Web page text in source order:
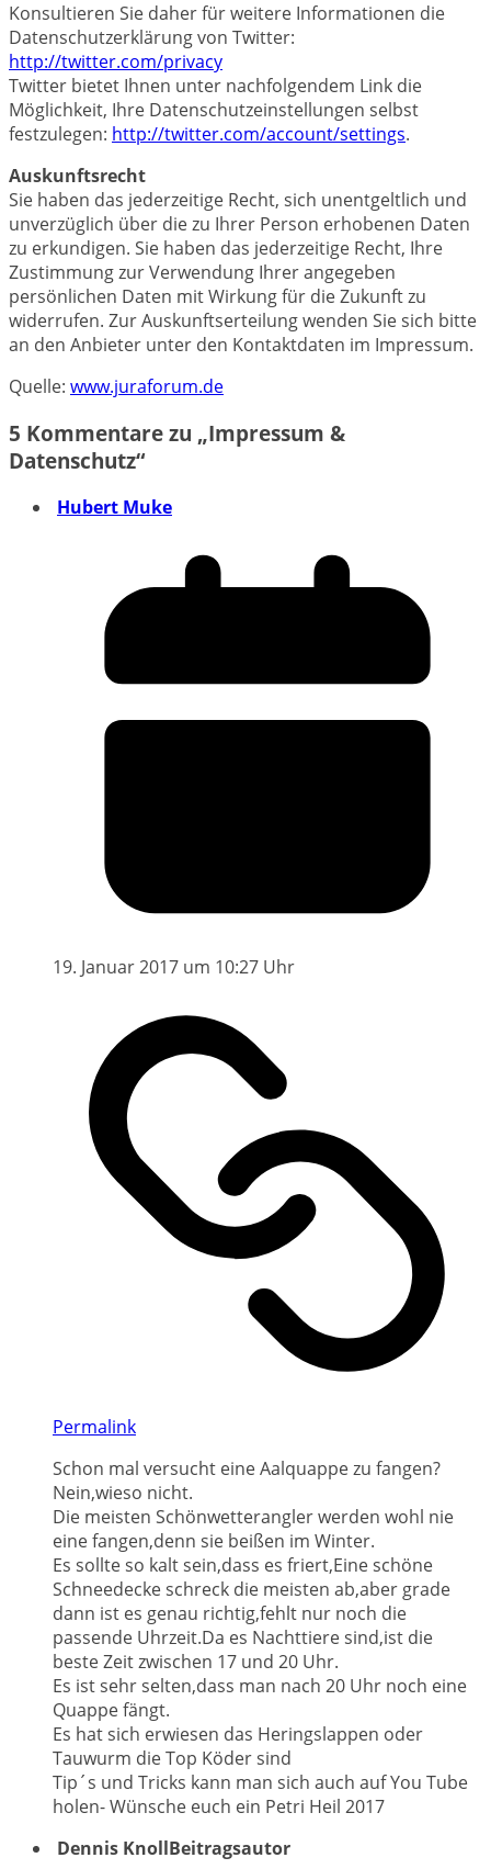
Konsultieren Sie daher für weitere Informationen die
Datenschutzerklärung von Twitter:
http://twitter.com/privacy
Twitter bietet Ihnen unter nachfolgendem Link die
Möglichkeit, Ihre Datenschutzeinstellungen selbst
festzulegen: http://twitter.com/account/settings.
Auskunftsrecht
Sie haben das jederzeitige Recht, sich unentgeltlich und
unverzüglich über die zu Ihrer Person erhobenen Daten
zu erkundigen. Sie haben das jederzeitige Recht, Ihre
Zustimmung zur Verwendung Ihrer angegeben
persönlichen Daten mit Wirkung für die Zukunft zu
widerrufen. Zur Auskunftserteilung wenden Sie sich bitte
an den Anbieter unter den Kontaktdaten im Impressum.
Quelle: www.juraforum.de
5 Kommentare zu „Impressum &
Datenschutz“
Hubert Muke
19. Januar 2017 um 10:27 Uhr
Permalink
Schon mal versucht eine Aalquappe zu fangen?
Nein,wieso nicht.
Die meisten Schönwetterangler werden wohl nie
eine fangen,denn sie beißen im Winter.
Es sollte so kalt sein,dass es friert,Eine schöne
Schneedecke schreck die meisten ab,aber grade
dann ist es genau richtig,fehlt nur noch die
passende Uhrzeit.Da es Nachttiere sind,ist die
beste Zeit zwischen 17 und 20 Uhr.
Es ist sehr selten,dass man nach 20 Uhr noch eine
Quappe fängt.
Es hat sich erwiesen das Heringslappen oder
Tauwurm die Top Köder sind
Tip´s und Tricks kann man sich auch auf You Tube
holen- Wünsche euch ein Petri Heil 2017
Dennis KnollBeitragsautor